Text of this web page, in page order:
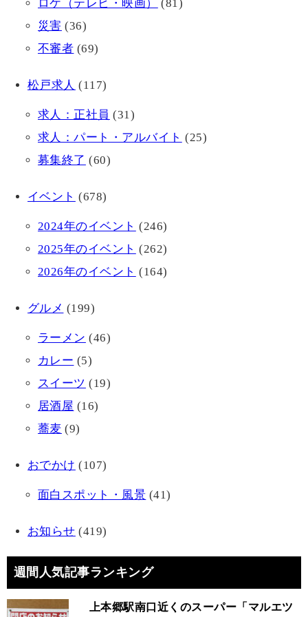
ロケ（テレビ・映画）
(81)
災害 (36)
不審者 (69)
松戸求人 (117)
求人：正社員 (31)
求人：パート・アルバイト (25)
募集終了 (60)
イベント (678)
2024年のイベント (246)
2025年のイベント (262)
2026年のイベント (164)
グルメ (199)
ラーメン (46)
カレー (5)
スイーツ (19)
居酒屋 (16)
蕎麦 (9)
おでかけ (107)
面白スポット・風景 (41)
お知らせ (419)
週間人気記事ランキング
上本郷駅南口近くのスーパー「マルエツ